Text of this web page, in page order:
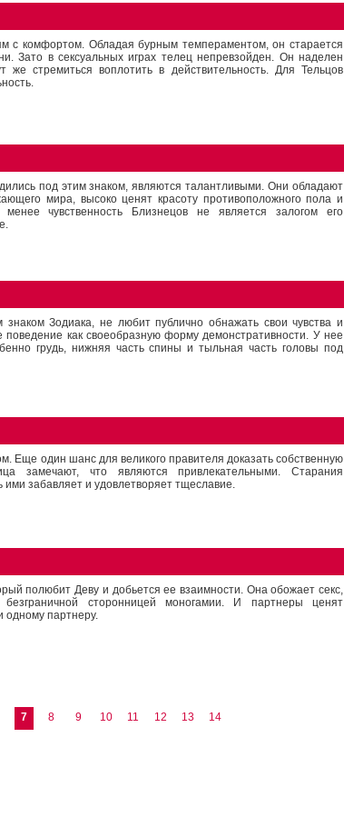
с комфортом. Обладая бурным темпераментом, он старается
Зато в сексуальных играх телец непревзойден. Он наделен
же стремиться воплотить в действительность. Для Тельцов
под этим знаком, являются талантливыми. Они обладают
мира, высоко ценят красоту противоположного пола и
чувственность Близнецов не является залогом его
Зодиака, не любит публично обнажать свои чувства и
как своеобразную форму демонстративности. У нее
грудь, нижняя часть спины и тыльная часть головы под
Еще один шанс для великого правителя доказать собственную
замечают, что являются привлекательными. Старания
забавляет и удовлетворяет тщеславие.
полюбит Деву и добьется ее взаимности. Она обожает секс,
безграничной сторонницей моногамии. И партнеры ценят
одному партнеру.
7 8 9 10 11 12 13 14